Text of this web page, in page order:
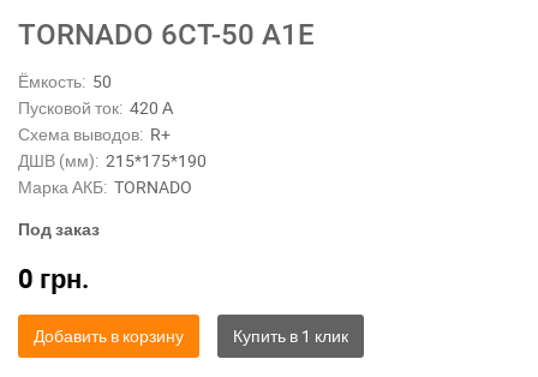
ТORNADO 6СТ-50 А1Е
Ёмкость: 50
Пусковой ток: 420 А
Схема выводов: R+
ДШВ (мм): 215*175*190
Марка АКБ: TORNADO
Под заказ
0 грн.
Добавить в корзину